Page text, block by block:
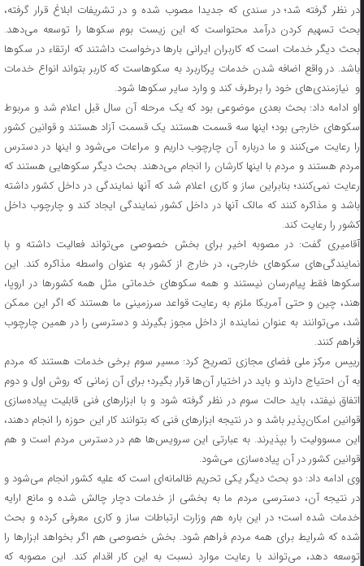
در نظر گرفته شد؛ در سندی که جدیدا مصوب شده و در تشریفات ابلاغ قرار گرفته،
بحث تسهیم کردن درآمد محتواست که این زیست بوم سکوها را توسعه می‌دهد.
بحث دیگر خدمات است که کاربران ایرانی بارها درخواست داشتند که ارتقاء در سکوها
باشد. در واقع اضافه شدن خدمات پرکاربرد به سکوهاست که کاربر بتواند انواع خدمات
و نیازمندی‌های خود را برطرف کند و وارد سایر سکوها شود.
او ادامه داد: بحث بعدی موضوعی بود که یک مرحله آن سال قبل اعلام شد و مربوط
سکوهای خارجی بود؛ اینها سه قسمت هستند یک قسمت آزاد هستند و قوانین کشور
را رعایت می‌کنند و ما درباره آن چارچوب داریم و مراعات می‌شود و اینها در دسترس
مردم هستند و مردم با اینها کارشان را انجام می‌دهند. بحث دیگر سکوهایی هستند که
رعایت نمی‌کنند؛ بنابراین ساز و کاری اعلام شد که آنها نمایندگی در داخل کشور داشته
باشد و مذاکره کنند که مالک آنها در داخل کشور نمایندگی ایجاد کند و چارچوب داخل
کشور را رعایت کند.
آقامیری گفت: در مصوبه اخیر برای بخش خصوصی می‌تواند فعالیت داشته و با
نمایندگی‌های سکوهای خارجی، در خارج از کشور به عنوان واسطه مذاکره کند. این
سکوها فقط پیام‌رسان نیستند و همه سکوهای خدماتی مثل همه کشورها در اروپا،
هند، چین و حتی آمریکا ملزم به رعایت قواعد سرزمینی ما هستند که اگر این ممکن
شد، می‌توانند به عنوان نماینده از داخل مجوز بگیرند و دسترسی را در همین چارچوب
فراهم کنند.
رییس مرکز ملی فضای مجازی تصریح کرد: مسیر سوم برخی خدمات هستند که مردم
به آن احتیاج دارند و باید در اختیار آن‌ها قرار بگیرد؛ برای آن زمانی که روش اول و دوم
اتفاق نیفتد، باید حالت سوم در نظر گرفته شود و با ابزارهای فنی قابلیت پیاده‌سازی
قوانین امکان‌پذیر باشد و در نتیجه ابزارهای فنی که بتوانند کار این حوزه را انجام دهند،
این مسوولیت را بپذیرند. به عبارتی این سرویس‌ها هم در دسترس مردم است و هم
قوانین کشور در آن پیاده‌سازی می‌شود.
وی ادامه داد: دو بحث دیگر یکی تحریم ظالمانه‌ای است که علیه کشور انجام می‌شود و
در نتیجه آن، دسترسی مردم ما به بخشی از خدمات دچار چالش شده و مانع ارایه
خدمات شده است؛ در این باره هم وزارت ارتباطات ساز و کاری معرفی کرده و بحث
شده که شرایط برای همه مردم فراهم شود. بخش خصوصی هم اگر بخواهد ابزارها را
توسعه دهد، می‌تواند با رعایت موارد نسبت به این کار اقدام کند. این مصوبه که